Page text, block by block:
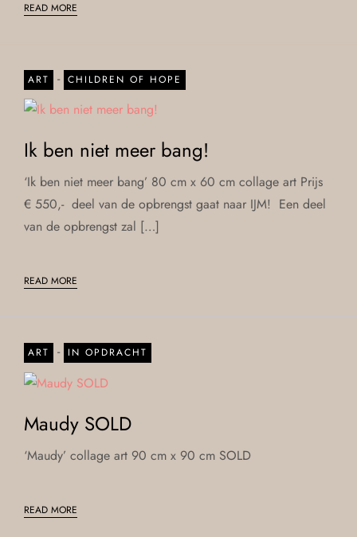
READ MORE
ART - CHILDREN OF HOPE
Ik ben niet meer bang!
‘Ik ben niet meer bang’ 80 cm x 60 cm collage art Prijs
€ 550,- deel van de opbrengst gaat naar IJM! Een deel
van de opbrengst zal […]
READ MORE
ART - IN OPDRACHT
Maudy SOLD
‘Maudy’ collage art 90 cm x 90 cm SOLD
READ MORE